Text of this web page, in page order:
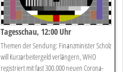
Tagesschau, 12:00 Uhr
Themen der Sendung: Finanzminister Scholz
will Kurzarbeitergeld verlängern, WHO
registriert mit fast 300.000 neuen Corona-